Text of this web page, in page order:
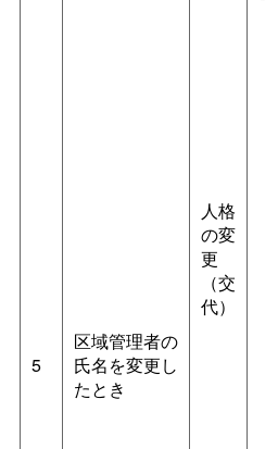
5
区域管理者の
氏名を変更し
たとき
人格
の変
更
（交
代）